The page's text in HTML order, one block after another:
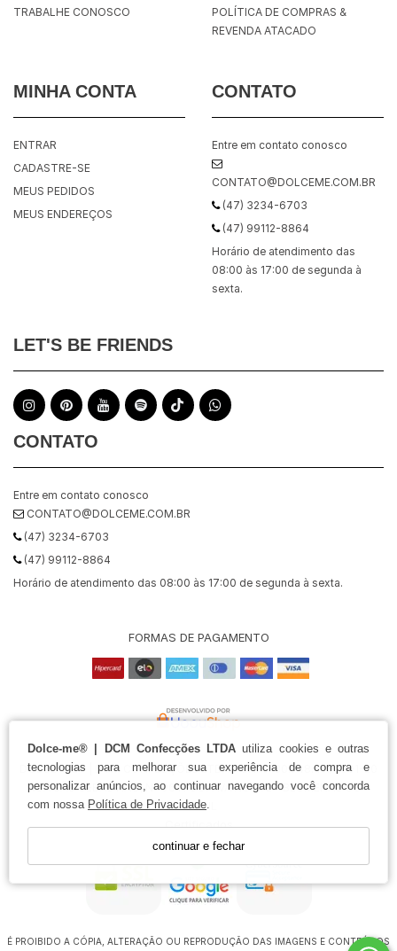
Dolce-me® | DCM Confecções LTDA utiliza cookies e outras
tecnologias para melhorar sua experiência de compra e
personalizar anúncios, ao continuar navegando você concorda
com nossa Política de Privacidade
continuar e fechar
TRABALHE CONOSCO
POLÍTICA DE COMPRAS &
REVENDA ATACADO
MINHA CONTA
ENTRAR
CADASTRE-SE
MEUS PEDIDOS
MEUS ENDEREÇOS
CONTATO
Entre em contato conosco
CONTATO@DOLCEME.COM.BR
(47) 3234-6703
(47) 99112-8864
Horário de atendimento das
08:00 às 17:00 de segunda à
sexta.
LET'S BE FRIENDS
CONTATO
Entre em contato conosco
CONTATO@DOLCEME.COM.BR
(47) 3234-6703
(47) 99112-8864
Horário de atendimento das 08:00 às 17:00 de segunda à sexta.
FORMAS DE PAGAMENTO
DOLCE-ME® | DCM CONFECÇÕES LTDA - CNPJ: 30.748.411/0001-20
RUA SÃO SEBASTIÃO, Nº 96 ITOUPAVA NORTE - BLUMENAU SC -
BRASIL
Certificados
É PROIBIDO A CÓPIA, ALTERAÇÃO OU REPRODUÇÃO DAS IMAGENS E CONTEÚDOS